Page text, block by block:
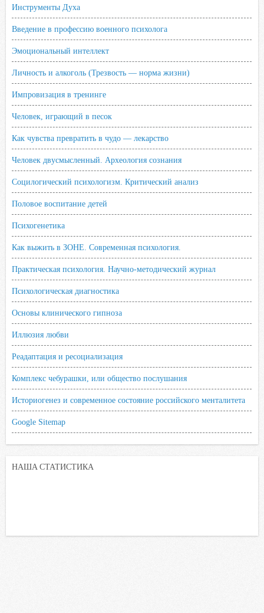
Инструменты Духа
Введение в профессию военного психолога
Эмоциональный интеллект
Личность и алкоголь (Трезвость — норма жизни)
Импровизация в тренинге
Человек, играющий в песок
Как чувства превратить в чудо — лекарство
Человек двусмысленный. Археология сознания
Социлогический психологизм. Критический анализ
Половое воспитание детей
Психогенетика
Как выжить в ЗОНЕ. Современная психология.
Практическая психология. Научно-методический журнал
Психологическая диагностика
Основы клинического гипноза
Иллюзия любви
Реадаптация и ресоциализация
Комплекс чебурашки, или общество послушания
Историогенез и современное состояние российского менталитета
Google Sitemap
НАША СТАТИСТИКА